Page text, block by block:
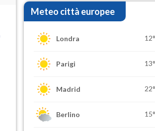
Meteo città europee
Londra 12°
Parigi 13°
Madrid 22°
Berlino 15°